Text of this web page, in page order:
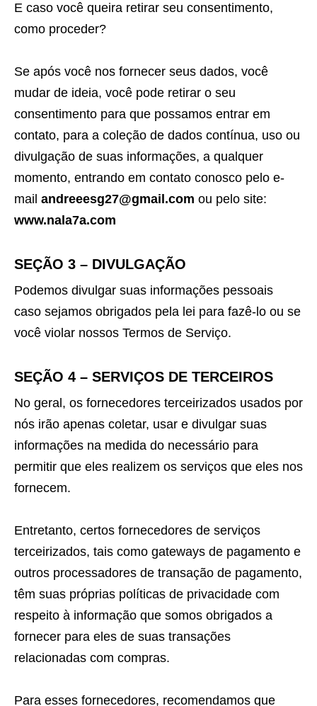
E caso você queira retirar seu consentimento,
como proceder?
Se após você nos fornecer seus dados, você
mudar de ideia, você pode retirar o seu
consentimento para que possamos entrar em
contato, para a coleção de dados contínua, uso ou
divulgação de suas informações, a qualquer
momento, entrando em contato conosco pelo e-
mail andreeesg27@gmail.com ou pelo site:
www.nala7a.com
SEÇÃO 3 – DIVULGAÇÃO
Podemos divulgar suas informações pessoais
caso sejamos obrigados pela lei para fazê-lo ou se
você violar nossos Termos de Serviço.
SEÇÃO 4 – SERVIÇOS DE TERCEIROS
No geral, os fornecedores terceirizados usados por
nós irão apenas coletar, usar e divulgar suas
informações na medida do necessário para
permitir que eles realizem os serviços que eles nos
fornecem.
Entretanto, certos fornecedores de serviços
terceirizados, tais como gateways de pagamento e
outros processadores de transação de pagamento,
têm suas próprias políticas de privacidade com
respeito à informação que somos obrigados a
fornecer para eles de suas transações
relacionadas com compras.
Para esses fornecedores, recomendamos que